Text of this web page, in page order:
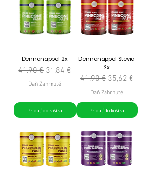
Dennenappel 2x
Normálna cena
41,90 € Zľavnená cena
31,84 €
Daň Zahrnuté
Pridať do košíka
Dennenappel Stevia
2x
Normálna cena
41,90 € Zľavnená cena
35,62 €
Daň Zahrnuté
Pridať do košíka